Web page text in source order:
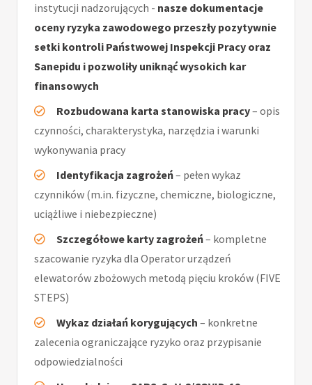
instytucji nadzorujących - nasze dokumentacje
oceny ryzyka zawodowego przeszły pozytywnie
setki kontroli Państwowej Inspekcji Pracy oraz
Sanepidu i pozwoliły uniknąć wysokich kar
finansowych
Rozbudowana karta stanowiska pracy– opis
czynności, charakterystyka, narzędzia i warunki
wykonywania pracy
Identyfikacja zagrożeń– pełen wykaz
czynników (m.in. fizyczne, chemiczne, biologiczne,
uciążliwe i niebezpieczne)
Szczegółowe karty zagrożeń– kompletne
szacowanie ryzyka dla Operator urządzeń
elewatorów zbożowych metodą pięciu kroków (FIVE
STEPS)
Wykaz działań korygujących – konkretne
zalecenia ograniczające ryzyko oraz przypisanie
odpowiedzialności